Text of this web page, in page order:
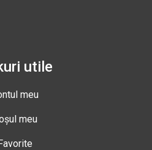
utile
meu
meu